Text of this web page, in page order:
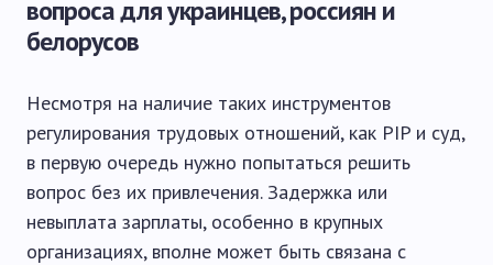
вопроса для украинцев, россиян и
белорусов
Несмотря на наличие таких инструментов
регулирования трудовых отношений, как PIP и суд,
в первую очередь нужно попытаться решить
вопрос без их привлечения. Задержка или
невыплата зарплаты, особенно в крупных
организациях, вполне может быть связана с